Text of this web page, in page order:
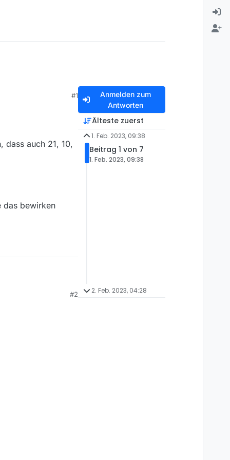
#1
dass auch 21, 10,
das bewirken
#2
Anmelden zum
Antworten
Älteste zuerst
1. Feb. 2023, 09:38
Beitrag 1 von 7
1. Feb. 2023, 09:38
2. Feb. 2023, 04:28